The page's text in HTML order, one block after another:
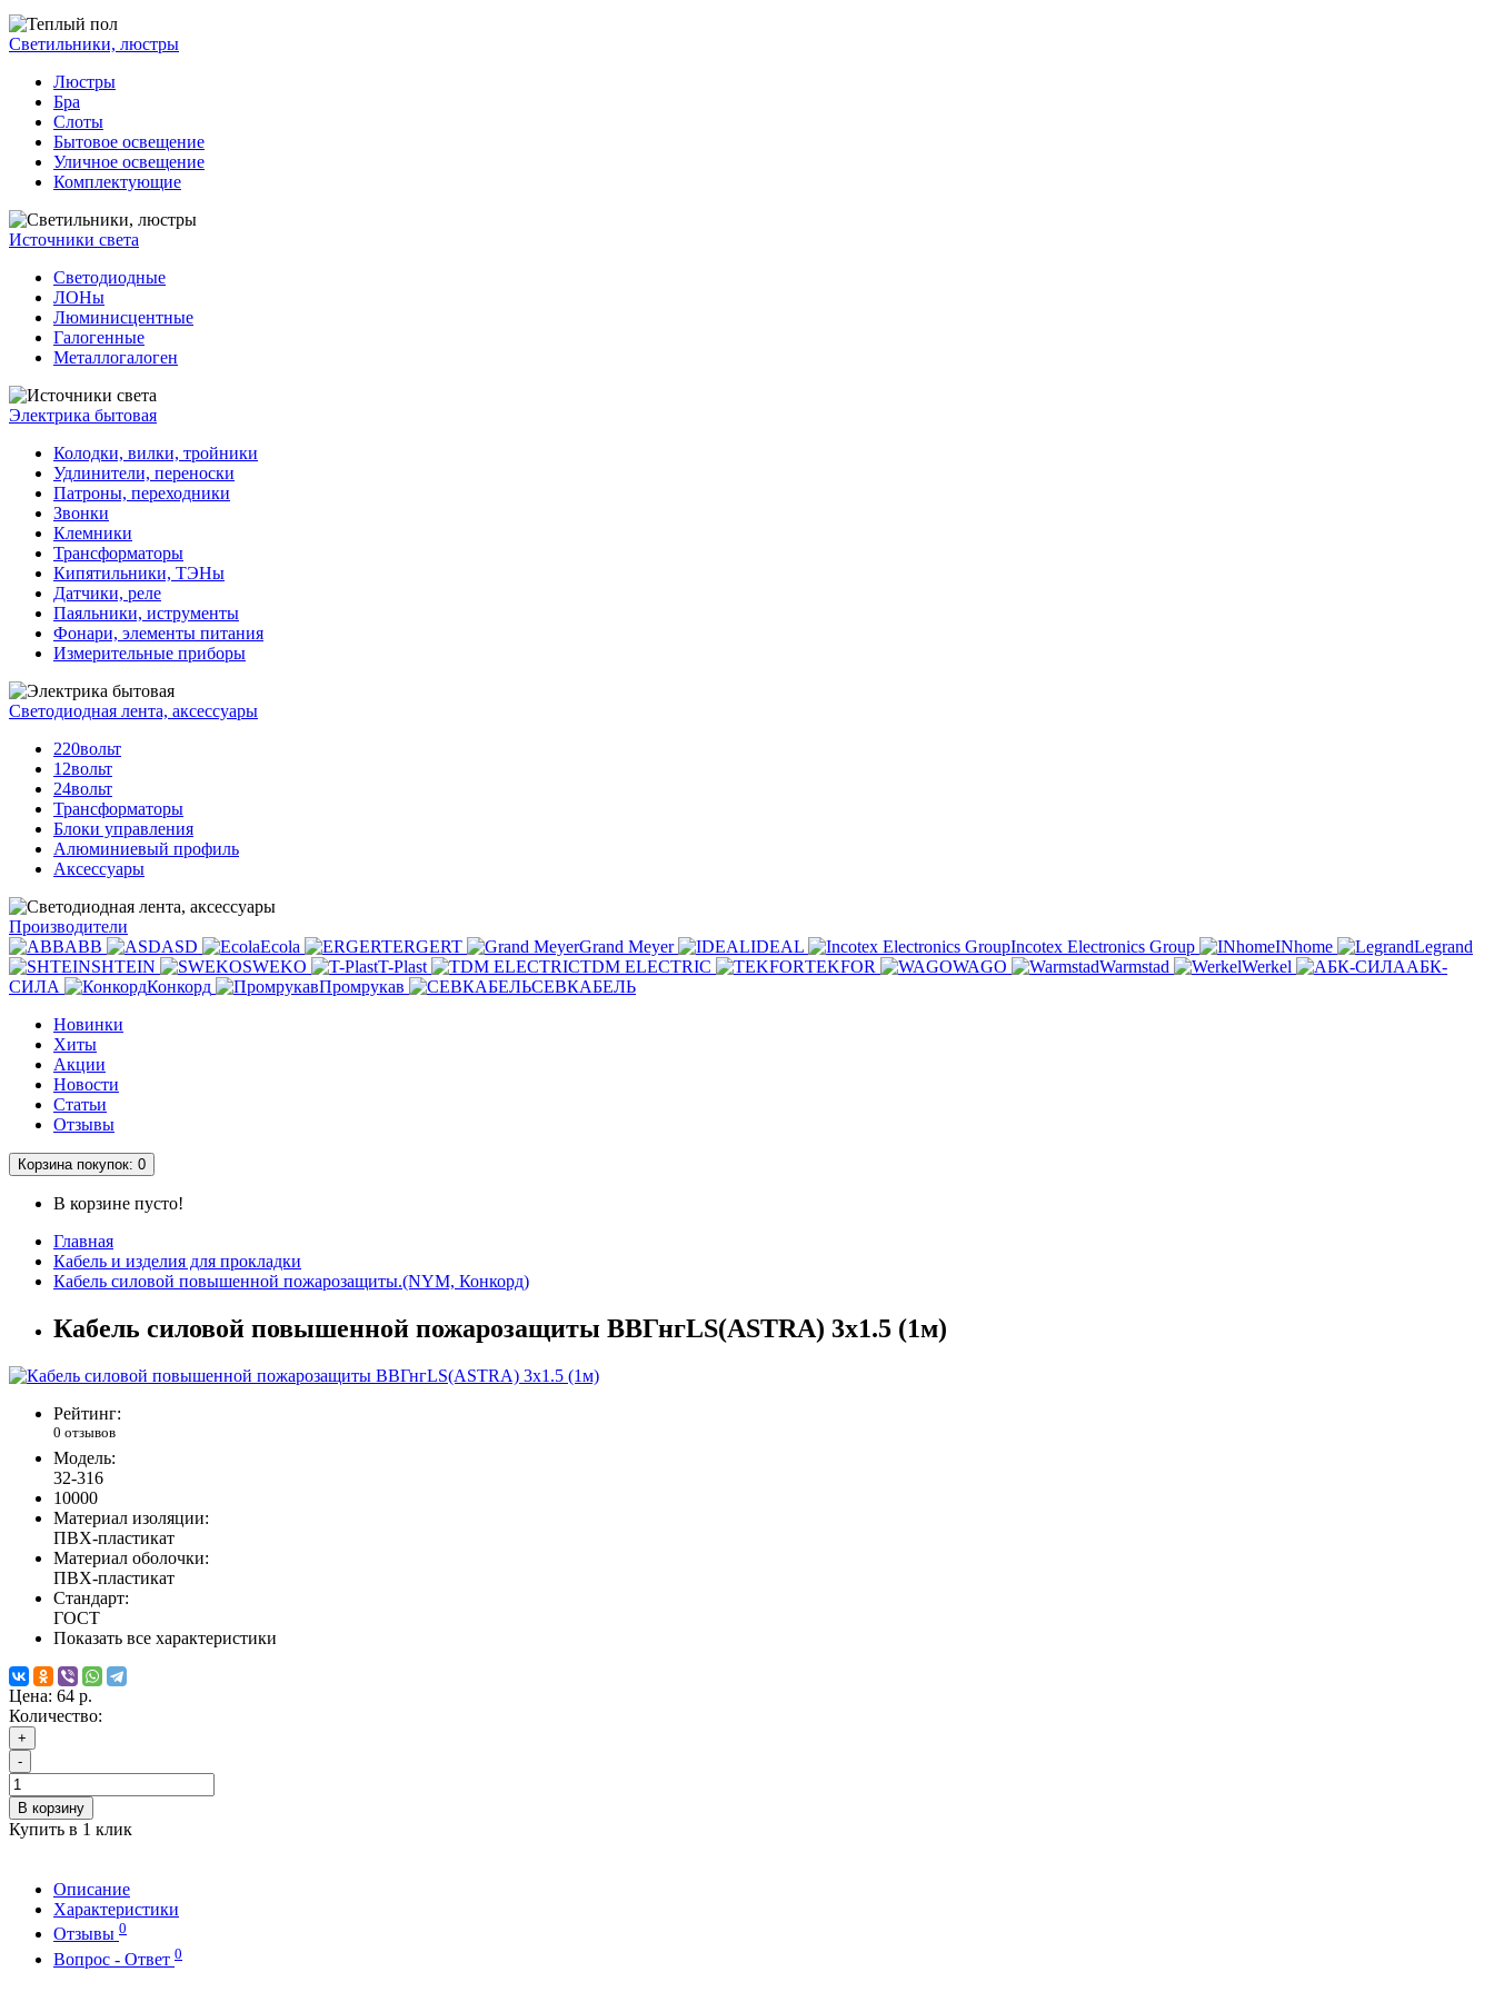
Светильники, люстры
Люстры
Бра
Слоты
Бытовое освещение
Уличное освещение
Комплектующие
Источники света
Светодиодные
ЛОНы
Люминисцентные
Галогенные
Металлогалоген
Электрика бытовая
Колодки, вилки, тройники
Удлинители, переноски
Патроны, переходники
Звонки
Клемники
Трансформаторы
Кипятильники, ТЭНы
Датчики, реле
Паяльники, иструменты
Фонари, элементы питания
Измерительные приборы
Светодиодная лента, аксессуары
220вольт
12вольт
24вольт
Трансформаторы
Блоки управления
Алюминиевый профиль
Аксессуары
Производители
ABB
ASD Ecola ERGERT Grand Meyer IDEAL Incotex Electronics Group INhome
Legrand
SHTEIN
SWEKO T-Plast TDM ELECTRIC TEKFOR WAGO Warmstad Werkel
АБК-
СИЛА
Конкорд Промрукав
СЕВКАБЕЛЬ
Новинки
Хиты
Акции
Новости
Статьи
Отзывы
Корзина покупок: 0
В корзине пусто!
Главная
Кабель и изделия для прокладки
Кабель силовой повышенной пожарозащиты.(NYM, Конкорд)
Кабель силовой повышенной пожарозащиты ВВГнгLS(ASTRA) 3х1.5 (1м)
Рейтинг:
0 отзывов
Модель:
32-316
10000
Материал изоляции:
ПВХ-пластикат
Материал оболочки:
ПВХ-пластикат
Стандарт:
ГОСТ
Показать все характеристики
Цена: 64 р.
Количество:
+
-
В корзину
Купить в 1 клик
Описание
Характеристики
Отзывы 0
Вопрос - Ответ 0